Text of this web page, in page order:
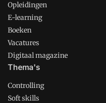
Opleidingen
E-learning
Boeken
Vacatures
Digitaal magazine
Thema's
Controlling
Soft skills